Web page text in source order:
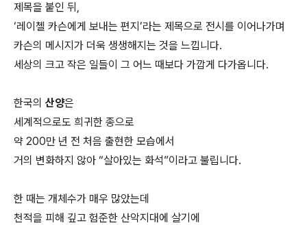
제목을 붙인 뒤,
‘레이첼 카슨에게 보내는 편지’라는 제목으로 전시를 이어나가며
카슨의 메시지가 더욱 생생해지는 것을 느낍니다.
세상의 크고 작은 일들이 그 어느 때보다 가깝게 다가옵니다.
한국의 산양은
세계적으로도 희귀한 종으로
약 200만 년 전 처음 출현한 모습에서
거의 변화하지 않아 “살아있는 화석”이라고 불립니다.
한 때는 개체수가 매우 많았는데
천적을 피해 깊고 험준한 산악지대에 살기에